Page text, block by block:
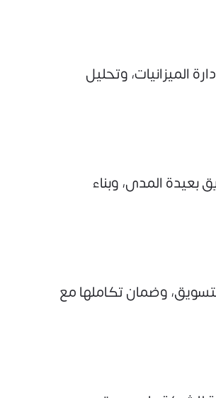
الميزانيات، وتحليل
بعيدة المدى، وبناء
وضمان تكاملها مع